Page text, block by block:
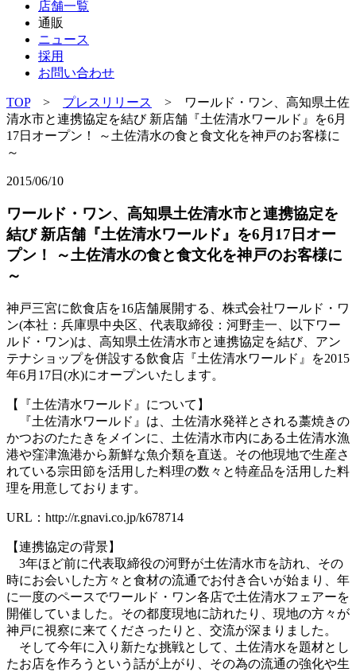
店舗一覧
通販
ニュース
採用
お問い合わせ
TOP> プレスリリース
> ワールド・ワン、高知県土佐
清水市と連携協定を結び 新店舗『土佐清水ワールド』を6月
17日オープン！ ～土佐清水の食と食文化を神戸のお客様に
～
2015/06/10
ワールド・ワン、高知県土佐清水市と連携協定を
結び 新店舗『土佐清水ワールド』を6月17日オー
プン！ ～土佐清水の食と食文化を神戸のお客様に
～
神戸三宮に飲食店を16店舗展開する、株式会社ワールド・ワ
ン(本社：兵庫県中央区、代表取締役：河野圭一、以下ワー
ルド・ワン)は、高知県土佐清水市と連携協定を結び、アン
テナショップを併設する飲食店『土佐清水ワールド』を2015
年6月17日(水)にオープンいたします。
【『土佐清水ワールド』について】
『土佐清水ワールド』は、土佐清水発祥とされる藁焼きの
かつおのたたきをメインに、土佐清水市内にある土佐清水漁
港や窪津漁港から新鮮な魚介類を直送。その他現地で生産さ
れている宗田節を活用した料理の数々と特産品を活用した料
理を用意しております。
URL：http://r.gnavi.co.jp/k678714
【連携協定の背景】
3年ほど前に代表取締役の河野が土佐清水市を訪れ、その
時にお会いした方々と食材の流通でお付き合いが始まり、年
に一度のペースでワールド・ワン各店で土佐清水フェアーを
開催していました。その都度現地に訪れたり、現地の方々が
神戸に視察に来てくださったりと、交流が深まりました。
そして今年に入り新たな挑戦として、土佐清水を題材とし
たお店を作ろうという話が上がり、その為の流通の強化や生